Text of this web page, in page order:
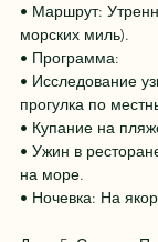
• Маршрут:
морских миль).
• Программа:
• Исследование
прогулка по
• Купание на
• Ужин в
на море.
• Ночевка: На